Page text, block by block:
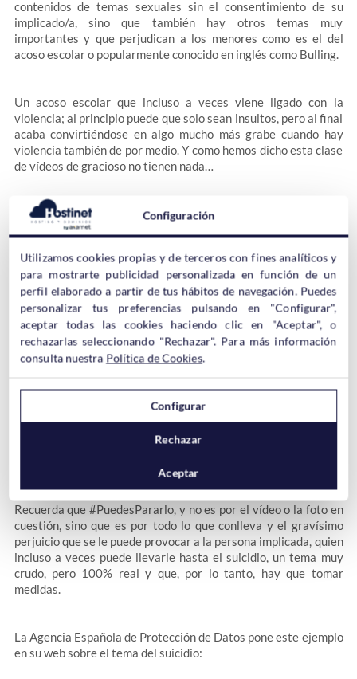
contenidos de temas sexuales sin el consentimiento de su
implicado/a, sino que también hay otros temas muy
importantes y que perjudican a los menores como es el del
acoso escolar o popularmente conocido en inglés como Bulling.
Un acoso escolar que incluso a veces viene ligado con la
violencia; al principio puede que solo sean insultos, pero al final
acaba convirtiéndose en algo mucho más grabe cuando hay
violencia también de por medio. Y como hemos dicho esta clase
de vídeos de gracioso no tienen nada…
La Agencia Española de Protección de Datos pone este ejemplo
en su web sobre el tema del acoso escolar:
Fue acosado en el instituto porque Román le saco una foto
mientras le pegan en el patio, se la pasó a Marina, ella la
subió a Stories y su foto se hizo viral.
No es por la foto, es por todo lo que hay detrás.
Recuerda que #PuedesPararlo, y no es por el vídeo o la foto en
cuestión, sino que es por todo lo que conlleva y el gravísimo
perjuicio que se le puede provocar a la persona implicada, quien
incluso a veces puede llevarle hasta el suicidio, un tema muy
crudo, pero 100% real y que, por lo tanto, hay que tomar
medidas.
La Agencia Española de Protección de Datos pone este ejemplo
en su web sobre el tema del suicidio:
Configuración
Utilizamos cookies propias y de terceros con fines analíticos y
para mostrarte publicidad personalizada en función de un
perfil elaborado a partir de tus hábitos de navegación. Puedes
personalizar tus preferencias pulsando en "Configurar",
aceptar todas las cookies haciendo clic en "Aceptar", o
rechazarlas seleccionando "Rechazar". Para más información
consulta nuestra Política de Cookies.
Configurar
Rechazar
Aceptar